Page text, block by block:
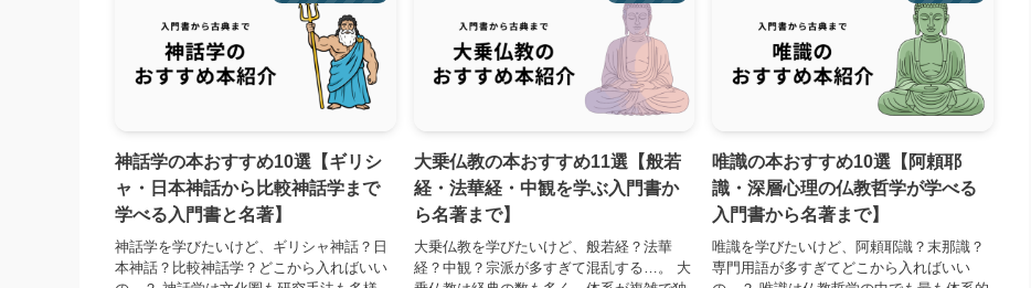
神話学の本おすすめ10選【ギリシ
ャ・日本神話から比較神話学まで
学べる入門書と名著】
神話学を学びたいけど、ギリシャ神話？日
本神話？比較神話学？どこから入ればいい
大乗仏教の本おすすめ11選【般若
経・法華経・中観を学ぶ入門書か
ら名著まで】
大乗仏教を学びたいけど、般若経？法華
経？中観？宗派が多すぎて混乱する…。 大
唯識の本おすすめ10選【阿頼耶
識・深層心理の仏教哲学が学べる
入門書から名著まで】
唯識を学びたいけど、阿頼耶識？末那識？
専門用語が多すぎてどこから入ればいい